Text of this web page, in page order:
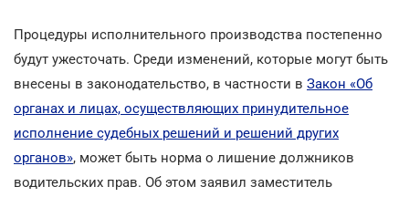
Процедуры исполнительного производства постепенно
будут ужесточать. Среди изменений, которые могут быть
внесены в законодательство, в частности в Закон «Об
органах и лицах, осуществляющих принудительное
исполнение судебных решений и решений других
органов», может быть норма о лишение должников
водительских прав. Об этом заявил заместитель